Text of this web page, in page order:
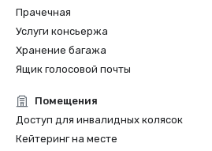
Прачечная
Услуги консьержа
Хранение багажа
Ящик голосовой почты
Помещения
Доступ для инвалидных колясок
Кейтеринг на месте